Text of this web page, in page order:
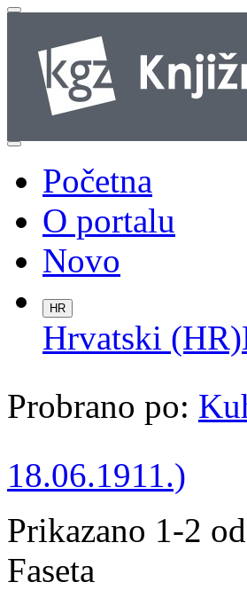
Početna
O portalu
Novo
HR
Hrvatski (HR)
Probrano po:
18.06.1911.)
Prikazano 1-2
Faseta